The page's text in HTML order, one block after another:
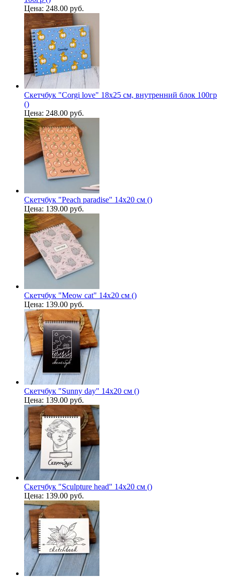
Цена: 248.00 руб.
Скетчбук "Сorgi love" 18х25 см, внутренний блок 100гр
()
Цена: 248.00 руб.
Скетчбук "Peach paradise" 14х20 см ()
Цена: 139.00 руб.
Скетчбук "Meow cat" 14х20 см ()
Цена: 139.00 руб.
Скетчбук "Sunny day" 14х20 см ()
Цена: 139.00 руб.
Скетчбук "Sculpture head" 14х20 см ()
Цена: 139.00 руб.